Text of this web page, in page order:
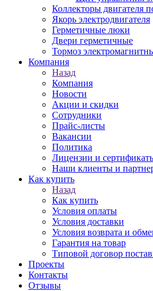
Коллекторы двигателя
Якорь электродвигателя
Герметичные люки
Двери герметичные
Тормоз
Компания
Назад
Компания
Новости
Акции и скидки
Сотрудники
Прайс-листы
Вакансии
Политика
Лицензии и
Наши клиенты и
Как купить
Назад
Как купить
Условия оплаты
Условия доставки
Условия возврата и
Гарантия на товар
Типовой договор
Проекты
Контакты
Отзывы